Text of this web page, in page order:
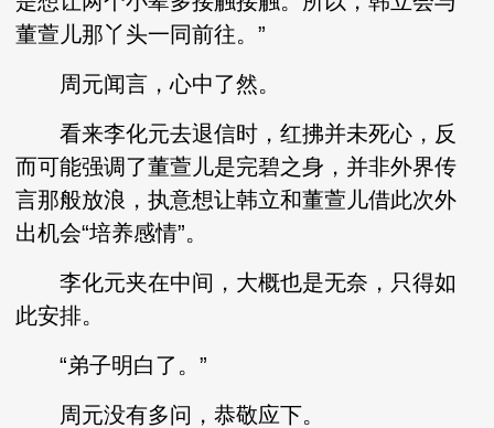
董萱儿那丫头一同前往。”
周元闻言，心中了然。
看来李化元去退信时，红拂并未死心，反
而可能强调了董萱儿是完碧之身，并非外界传
言那般放浪，执意想让韩立和董萱儿借此次外
出机会“培养感情”。
李化元夹在中间，大概也是无奈，只得如
此安排。
“弟子明白了。”
周元没有多问，恭敬应下。